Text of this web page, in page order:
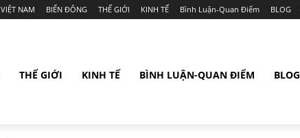
VIỆT NAM BIỂN ĐÔNG THẾ GIỚI KINH TẾ Bình Luận-Quan Điểm BLOG
THẾ GIỚI KINH TẾ BÌNH LUẬN-QUAN ĐIỂM BLOG